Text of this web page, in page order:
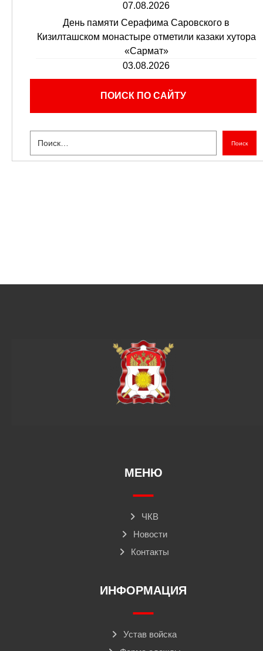
07.08.2026
День памяти Серафима Саровского в
Кизилташском монастыре отметили казаки хутора
«Сармат»
03.08.2026
ПОИСК ПО САЙТУ
Поиск
МЕНЮ
ЧКВ
Новости
Контакты
ИНФОРМАЦИЯ
Устав войска